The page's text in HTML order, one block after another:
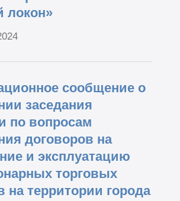
локон»
сообщение о
заседания
по вопросам
договоров на
и эксплуатацию
торговых
на территории города